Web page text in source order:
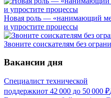
Новая роль — «нанимающий
и упростите процессы
Звоните соискателям без
Вакансии дня
Специалист технической
поддержкиот 42 000 до 50 000 ₽